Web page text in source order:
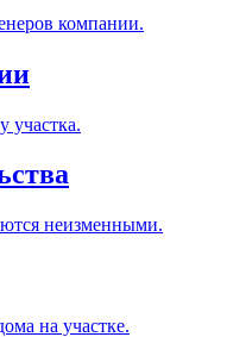
компании.
участка.
неизменными.
на участке.